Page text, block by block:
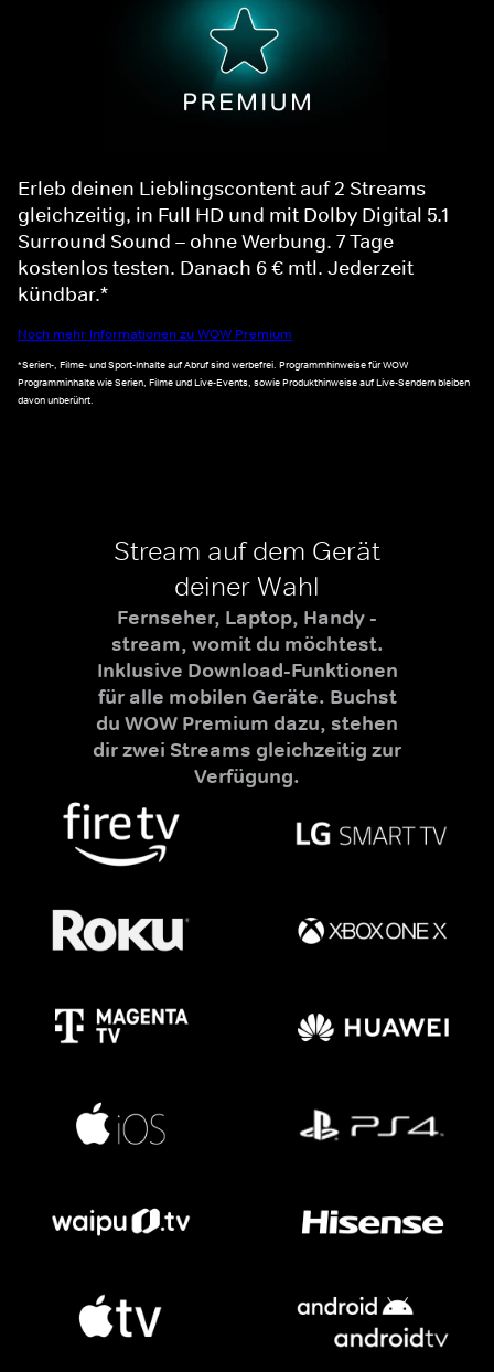
Erleb deinen Lieblingscontent auf 2 Streams
gleichzeitig, in Full HD und mit Dolby Digital 5.1
Surround Sound – ohne Werbung. 7 Tage
kostenlos testen. Danach 6 € mtl. Jederzeit
kündbar.*
Noch mehr Informationen zu WOW Premium
*Serien-, Filme- und Sport-Inhalte auf Abruf sind werbefrei. Programmhinweise für WOW
Programminhalte wie Serien, Filme und Live-Events, sowie Produkthinweise auf Live-Sendern bleiben
davon unberührt.
Stream auf dem Gerät
deiner Wahl
Fernseher, Laptop, Handy -
stream, womit du möchtest.
Inklusive Download-Funktionen
für alle mobilen Geräte. Buchst
du WOW Premium dazu, stehen
dir zwei Streams gleichzeitig zur
Verfügung.